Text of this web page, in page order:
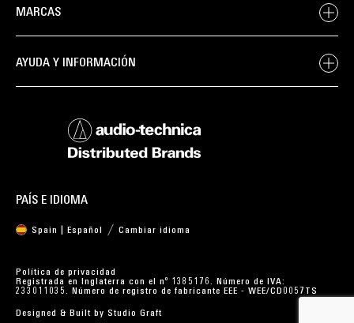
MARCAS
AYUDA Y INFORMACIÓN
PAÍS E IDIOMA
Spain | Español Cambiar idioma
Política de privacidad
Registrada en Inglaterra con el nº 1385176. Número de IVA:
233011035. Número de registro de fabricante EEE - WEE/CD0057TS
Designed & Built by Studio Graft